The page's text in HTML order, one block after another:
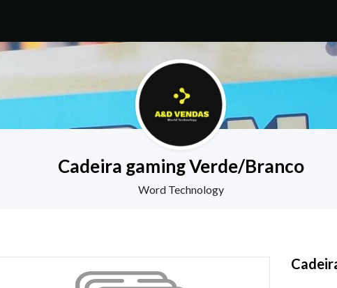
Cadeira gaming Verde/Branco
Word Technology